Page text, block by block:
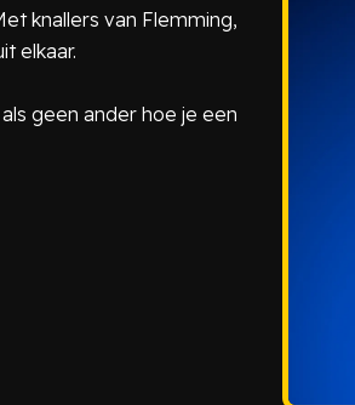
knallers van Flemming,
elkaar.
geen ander hoe je een